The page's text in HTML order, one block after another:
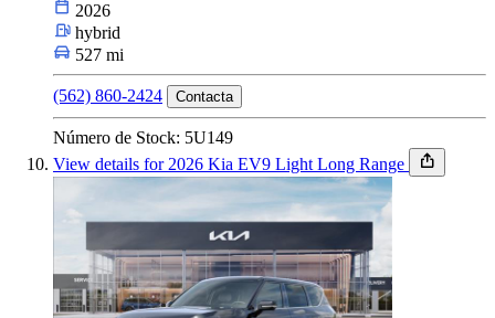
2026
hybrid
527 mi
(562) 860-2424 Contacta
Número de Stock: 5U149
View details for 2026 Kia EV9 Light Long Range